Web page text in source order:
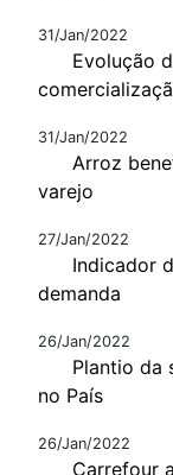
31/Jan/2022
Evolução
31/Jan/2022
Arroz
varejo
27/Jan/2022
Indicador
demanda
26/Jan/2022
Plantio da
no País
26/Jan/2022
Carrefour